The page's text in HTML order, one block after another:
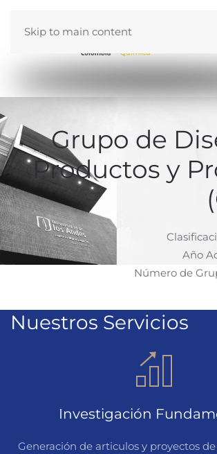
Skip to main content
Carrión
Grupo de
Productos y
Año
Número de
Nuestros Servicios
Investigación
Generación de articulos y proyectos